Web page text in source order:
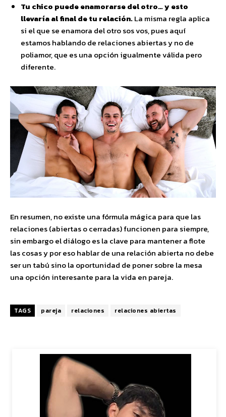
Tu chico puede enamorarse del otro… y esto
llevaría al final de tu relación.La misma regla aplica
si el que se enamora del otro sos vos, pues aquí
estamos hablando de relaciones abiertas y no de
poliamor, que es una opción igualmente válida pero
diferente.
En resumen, no existe una fórmula mágica para que las
relaciones (abiertas o cerradas) funcionen para siempre,
sin embargo el diálogo es la clave para mantener a flote
las cosas y por eso hablar de una relación abierta no debe
ser un tabú sino la oportunidad de poner sobre la mesa
una opción interesante para la vida en pareja.
TAGS pareja relaciones relaciones abiertas